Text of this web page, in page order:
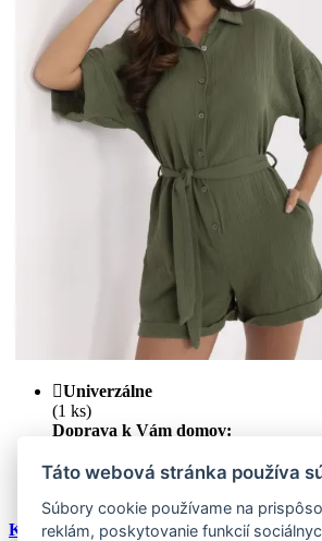
Univerzálne
(1 ks)
Doprava k Vám domov:
Khaki mušelínový overal s vázacím
Táto webová stránka používa
Súbory cookie používame na
reklám, poskytovanie funkcií